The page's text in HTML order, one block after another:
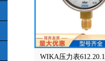
WIKA压力表